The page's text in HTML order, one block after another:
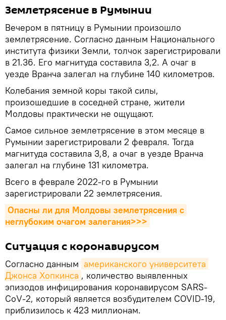
Землетрясение в Румынии
Вечером в пятницу в Румынии произошло
землетрясение. Согласно данным Национального
института физики Земли, толчок зарегистрировали
в 21.36. Его магнитуда составила 3,2. А очаг в
уезде Вранча залегал на глубине 140 километров.
Колебания земной коры такой силы,
произошедшие в соседней стране, жители
Молдовы практически не ощущают.
Самое сильное землетрясение в этом месяце в
Румынии зарегистрировали 2 февраля. Тогда
магнитуда составила 3,8, а очаг в уезде Вранча
залегал на глубине 131 километра.
Всего в феврале 2022-го в Румынии
зарегистрировали 22 землетрясения.
Опасны ли для Молдовы землетрясения с
неглубоким очагом залегания>>>
Ситуация с коронавирусом
Согласно данным американского университета
Джонса Хопкинса , количество выявленных
эпизодов инфицирования коронавирусом SARS-
CoV-2, который является возбудителем COVID-19,
приблизилось к 423 миллионам.